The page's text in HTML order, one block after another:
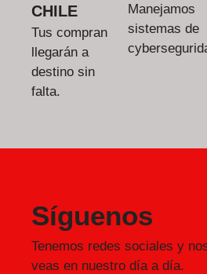
CHILE
Tus compran
llegarán a
destino sin
falta.
Manejamos
sistemas de
Síguenos
Tenemos redes sociales y
veas en nuestro día a día.